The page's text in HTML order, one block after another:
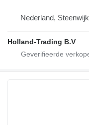
Nederland, Steenwijk
Holland-Trading B.V